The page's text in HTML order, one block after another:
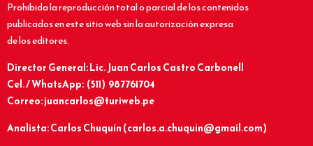
Prohibida la reproducción total o parcial de los contenidos
publicados en este sitio web sin la autorización expresa
de los editores.
Director General: Lic.Juan Carlos Castro Carbonell
Cel. / WhatsApp: (511) 987761704
Correo: juancarlos@turiweb.pe
Analista: Carlos Chuquín (carlos.a.chuquin@gmail.com)